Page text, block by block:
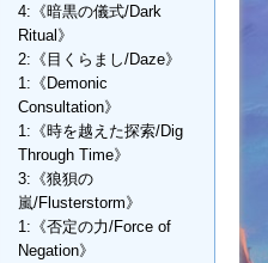
4:《暗黒の儀式/Dark
Ritual》
2:《目くらまし/Daze》
1:《Demonic
Consultation》
1:《時を越えた探索/Dig
Through Time》
3:《狼狽の
嵐/Flusterstorm》
1:《否定の力/Force of
Negation》